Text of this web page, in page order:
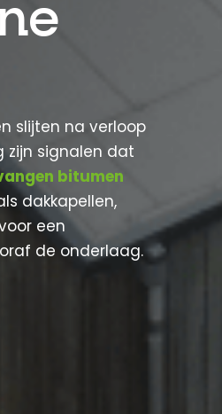
slijten na verloop
zijn signalen dat
bitumen
dakkapellen,
een
de onderlaag.